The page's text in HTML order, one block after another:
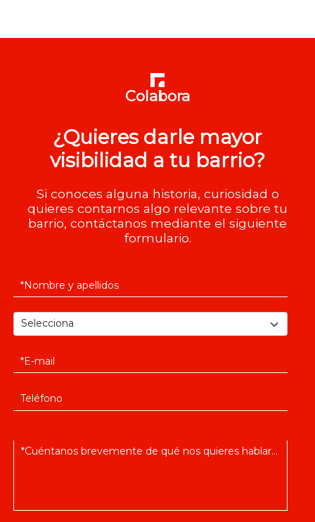
Colabora
¿Quieres darle mayor
visibilidad a tu barrio?
Si conoces alguna historia, curiosidad o
quieres contarnos algo relevante sobre tu
barrio, contáctanos mediante el siguiente
formulario.